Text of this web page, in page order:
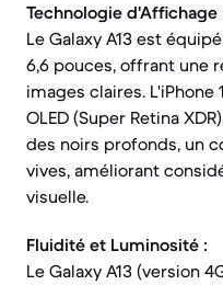
Technologie d'Affichage
Le Galaxy A13 est
6,6 pouces, offrant une
images claires.
OLED (Super Retina
des noirs profonds, un
vives, améliorant
visuelle.
Fluidité et Luminosité :
Le Galaxy A13 (version